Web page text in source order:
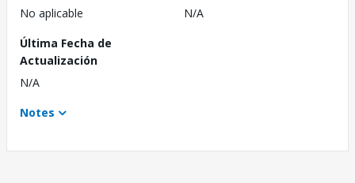
No aplicable
N/A
Última Fecha de
Actualización
N/A
Notes